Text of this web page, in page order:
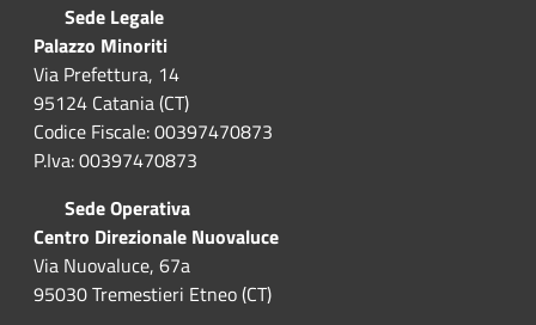
Sede Legale
Palazzo Minoriti
Via Prefettura, 14
95124 Catania (CT)
Codice Fiscale: 00397470873
P.Iva: 00397470873
Sede Operativa
Centro Direzionale Nuovaluce
Via Nuovaluce, 67a
95030 Tremestieri Etneo (CT)